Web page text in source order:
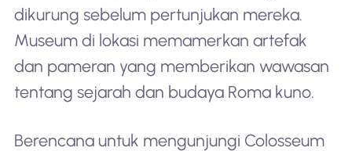
dikurung sebelum pertunjukan mereka.
Museum di lokasi memamerkan artefak
dan pameran yang memberikan wawasan
tentang sejarah dan budaya Roma kuno.
Berencana untuk mengunjungi Colosseum